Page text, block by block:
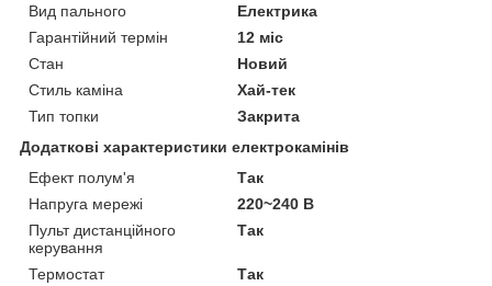
Вид пального
Електрика
Гарантійний термін
12 міс
Стан
Новий
Стиль каміна
Хай-тек
Тип топки
Закрита
Додаткові характеристики електрокамінів
Ефект полум'я
Так
Напруга мережі
220~240 В
Пульт дистанційного
керування
Так
Термостат Так